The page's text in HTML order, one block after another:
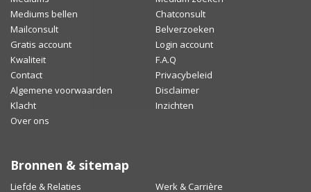
Mediums bellen
Chatconsult
Mailconsult
Belverzoeken
Gratis account
Login account
Kwaliteit
F.A.Q
Contact
Privacybeleid
Algemene voorwaarden
Disclaimer
Klacht
Inzichten
Over ons
Bronnen & sitemap
Liefde & Relaties Werk & Carrière